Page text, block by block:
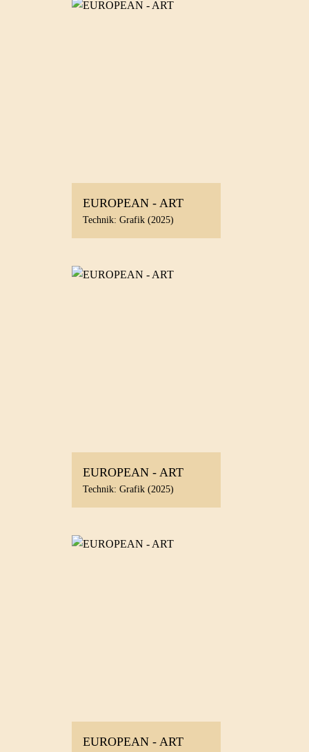
EUROPEAN - ART
Technik: Grafik (2025)
EUROPEAN - ART
Technik: Grafik (2025)
EUROPEAN - ART